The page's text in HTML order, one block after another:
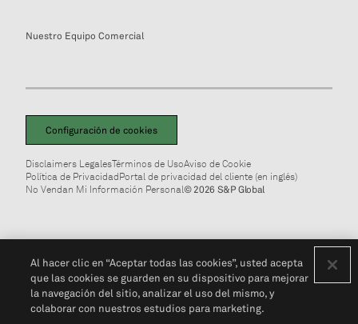
Nuestro Equipo Comercial
Configuración de cookies
Disclaimers LegalesTérminos de UsoAviso de Cookie
Política de PrivacidadPortal de privacidad del cliente (en inglés)
No Vendan Mi Información Personal© 2026 S&P Global
Al hacer clic en “Aceptar todas las cookies”, usted acepta
que las cookies se guarden en su dispositivo para mejorar
la navegación del sitio, analizar el uso del mismo, y
colaborar con nuestros estudios para marketing.